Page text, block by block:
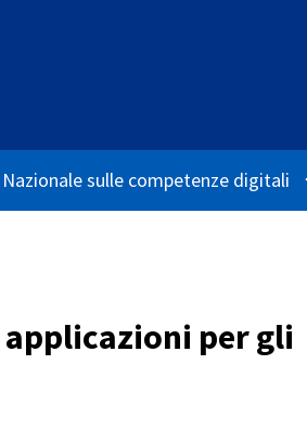
sulle competenze digitali
per gli